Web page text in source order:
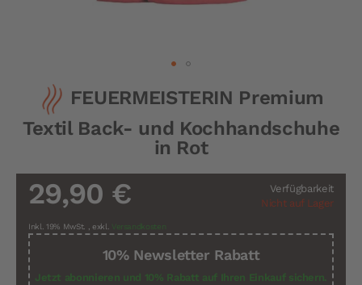
Anfang
Bildergalerie
FEUERMEISTERIN Premium
Textil Back- und Kochhandschuhe
in Rot
Verfügbarkeit
Nicht auf Lager
29,90 €
Inkl. 19% MwSt. , exkl. Versandkosten
10% Newsletter Rabatt
Jetzt abonnieren und 10% Rabatt auf Ihren Einkauf sichern.